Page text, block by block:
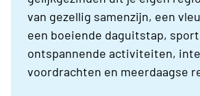
van gezellig samenzijn, een
een boeiende daguitstap,
ontspannende activiteiten,
voordrachten en meerdaagse